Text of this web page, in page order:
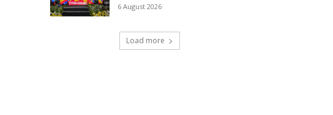
6 August 2026
Load more